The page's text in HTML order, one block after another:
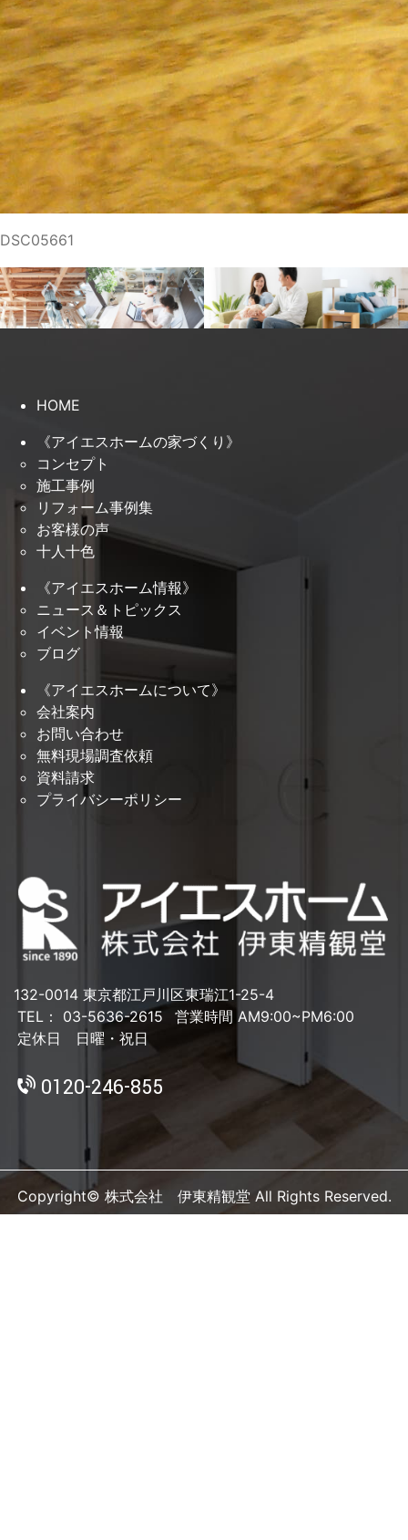
DSC05661
HOME
《アイエスホームの家づくり》
コンセプト
施工事例
リフォーム事例集
お客様の声
十人十色
《アイエスホーム情報》
ニュース＆トピックス
イベント情報
ブログ
《アイエスホームについて》
会社案内
お問い合わせ
無料現場調査依頼
資料請求
プライバシーポリシー
132-0014 東京都江戸川区東瑞江1-25-4
TEL： 03-5636-2615
営業時間 AM9:00~PM6:00
定休日 日曜・祝日
0120-246-855
Copyright© 株式会社 伊東精観堂 All Rights Reserved.